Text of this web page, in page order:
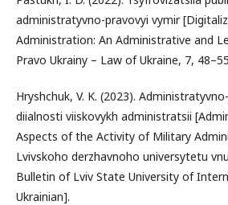
administratyvno-pravovyi vymir
Administration: An Administrative and
Pravo Ukrainy – Law of Ukraine, 7,
Hryshchuk, V. K. (2023).
diialnosti viiskovykh administratsii
Aspects of the Activity of Military
Lvivskoho derzhavnoho universytetu
Bulletin of Lviv State University of
Ukrainian].